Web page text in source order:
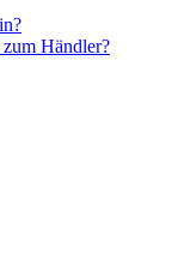
Händler?